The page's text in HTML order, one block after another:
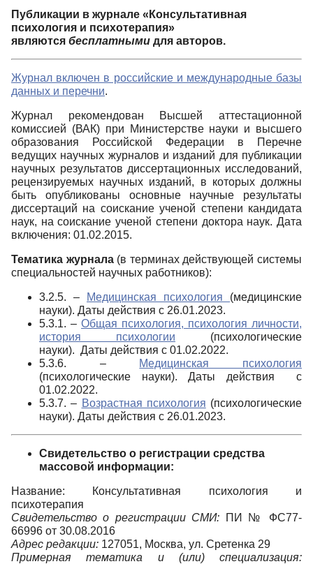
Публикации в журнале «Консультативная
психология и психотерапия»
являются бесплатными для авторов.
Журнал включен в российские и международные базы
данных и перечни.
Журнал рекомендован Высшей аттестационной
комиссией (ВАК) при Министерстве науки и высшего
образования Российской Федерации в Перечне
ведущих научных журналов и изданий для публикации
научных результатов диссертационных исследований,
рецензируемых научных изданий, в которых должны
быть опубликованы основные научные результаты
диссертаций на соискание ученой степени кандидата
наук, на соискание ученой степени доктора наук. Дата
включения: 01.02.2015.
Тематика журнала(в терминах действующей системы
специальностей научных работников):
3.2.5. – Медицинская психология (медицинские
науки). Даты действия с 26.01.2023.
5.3.1. – Общая психология, психология личности,
история психологии (психологические
науки). Даты действия с 01.02.2022.
5.3.6. – Медицинская психология
(психологические науки). Даты действия с
01.02.2022.
5.3.7. – Возрастная психология (психологические
науки). Даты действия с 26.01.2023.
Свидетельство о регистрации средства
массовой информации:
Название: Консультативная психология и
психотерапия
Свидетельство о регистрации СМИ: ПИ № ФС77-
66996 от 30.08.2016
Адрес редакции: 127051, Москва, ул. Сретенка 29
Примерная тематика и (или) специализация: